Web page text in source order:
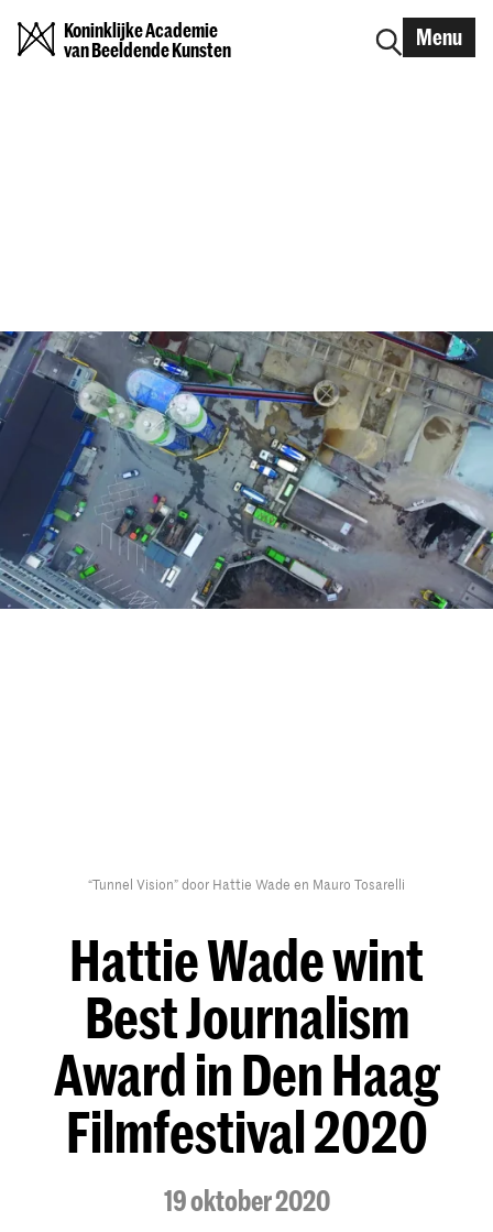
Koninklijke Academie
van Beeldende Kunsten
Menu
“Tunnel Vision” door Hattie Wade en Mauro Tosarelli
Hattie Wade wint
Best Journalism
Award in Den Haag
Filmfestival 2020
19 oktober 2020